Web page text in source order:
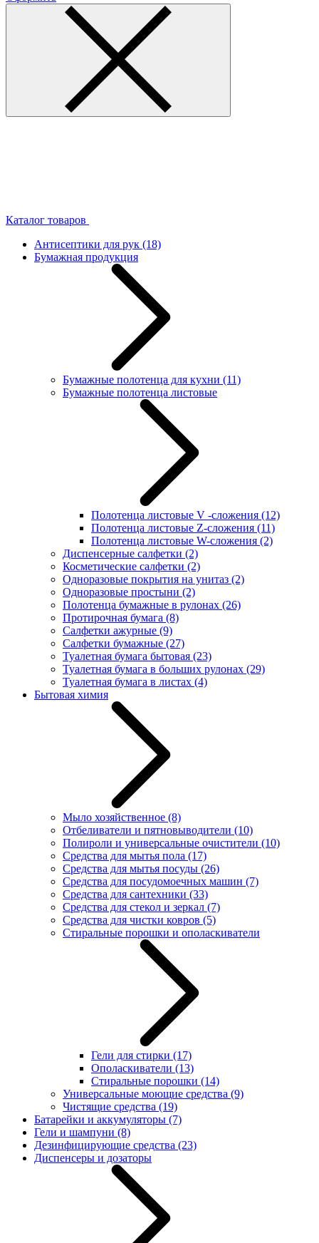
Каталог товаров
Антисептики для рук (18)
Бумажная продукция
Бумажные полотенца для кухни (11)
Бумажные полотенца листовые
Полотенца листовые V -сложения (12)
Полотенца листовые Z-сложения (11)
Полотенца листовые W-сложения (2)
Диспенсерные салфетки (2)
Косметические салфетки (2)
Одноразовые покрытия на унитаз (2)
Одноразовые простыни (2)
Полотенца бумажные в рулонах (26)
Протирочная бумага (8)
Салфетки ажурные (9)
Салфетки бумажные (27)
Туалетная бумага бытовая (23)
Туалетная бумага в больших рулонах (29)
Туалетная бумага в листах (4)
Бытовая химия
Мыло хозяйственное (8)
Отбеливатели и пятновыводители (10)
Полироли и универсальные очистители (10)
Средства для мытья пола (17)
Средства для мытья посуды (26)
Средства для посудомоечных машин (7)
Средства для сантехники (33)
Средства для стекол и зеркал (7)
Средства для чистки ковров (5)
Стиральные порошки и ополаскиватели
Гели для стирки (17)
Ополаскиватели (13)
Стиральные порошки (14)
Универсальные моющие средства (9)
Чистящие средства (19)
Батарейки и аккумуляторы (7)
Гели и шампуни (8)
Дезинфицирующие средства (23)
Диспенсеры и дозаторы